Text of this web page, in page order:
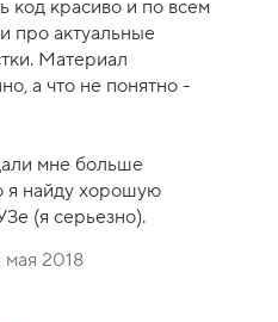
код красиво и по всем
про актуальные
Материал
а что не понятно -
мне больше
я найду хорошую
(я серьезно).
2018